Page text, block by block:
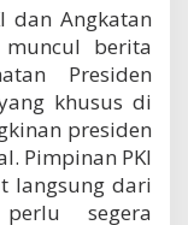
dan Angkatan
berita
Presiden
khusus di
presiden
Pimpinan PKI
langsung dari
segera